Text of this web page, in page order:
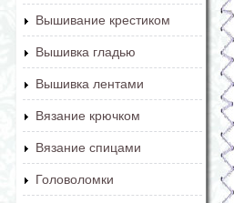
Вышивание крестиком
Вышивка гладью
Вышивка лентами
Вязание крючком
Вязание спицами
Головоломки